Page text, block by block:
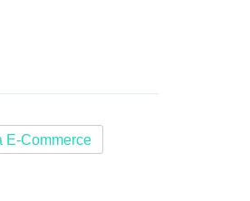
E-Commerce